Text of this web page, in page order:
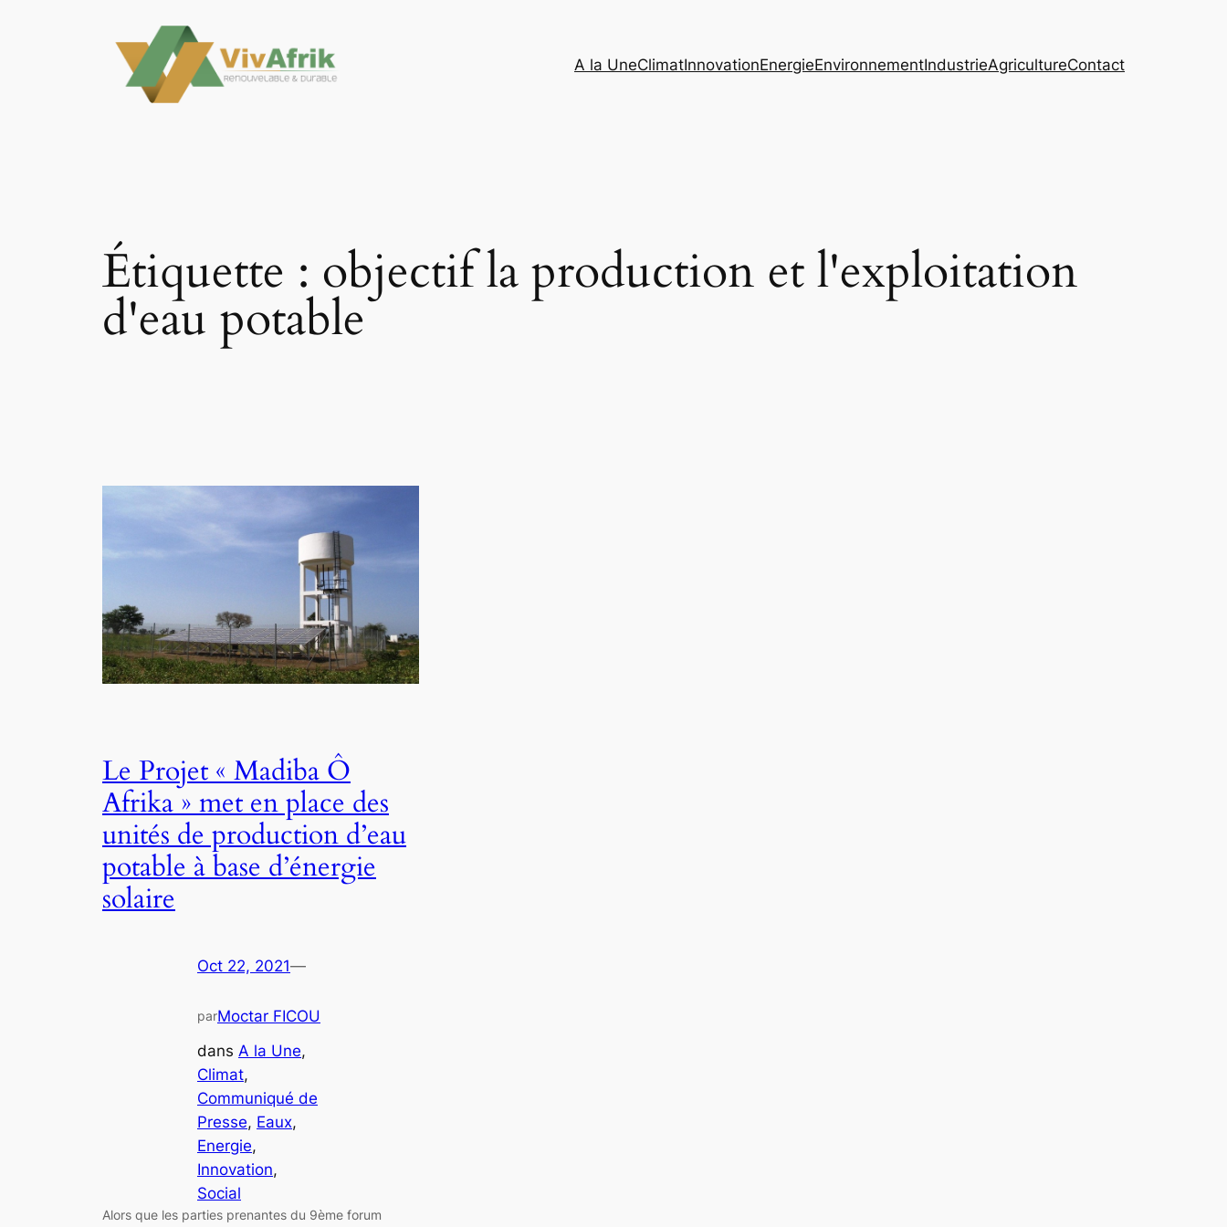
A la UneClimatInnovationEnergieEnvironnementIndustrieAgricultureContact
Étiquette : objectif la production et l'exploitation
d'eau potable
Le Projet « Madiba Ô
Afrika » met en place des
unités de production d’eau
potable à base d’énergie
solaire
Oct 22, 2021—
parMoctar FICOU
dans A la Une
Climat
Communiqué de
Presse, Eaux
Energie
Innovation
Social
Alors que les parties prenantes du 9ème forum